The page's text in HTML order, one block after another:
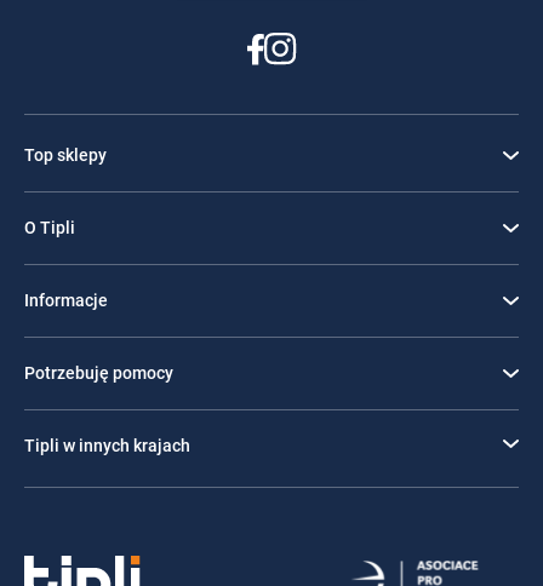
Top sklepy
O Tipli
Informacje
Potrzebuję pomocy
Tipli w innych krajach